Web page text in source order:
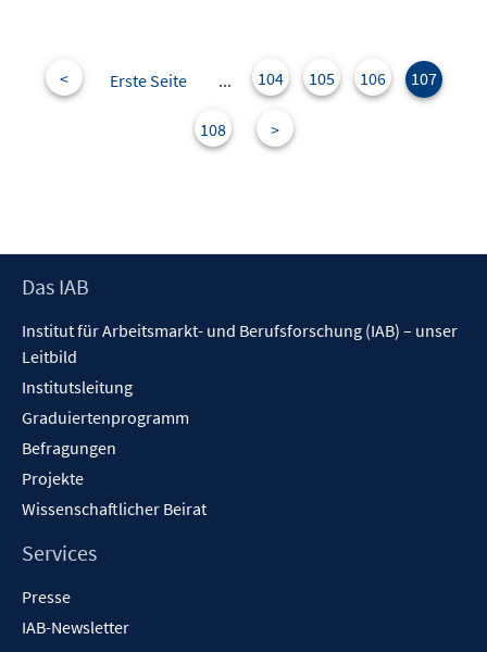
e
f
e
< Erste Seite ... 104 105 106 107
108 >
Footer
Das IAB
Institut für Arbeitsmarkt- und Berufsforschung (IAB) – unser
Leitbild
Institutsleitung
Graduiertenprogramm
Befragungen
Projekte
Wissenschaftlicher Beirat
Services
Presse
IAB-Newsletter